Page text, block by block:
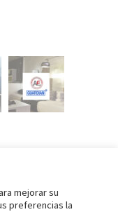
mejorar su
preferencias la